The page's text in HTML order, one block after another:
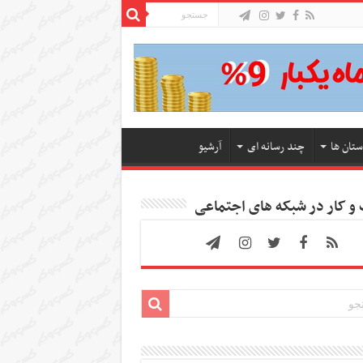
ها چند رسانه ای آرشیو
کار در شبکه های اجتماعی